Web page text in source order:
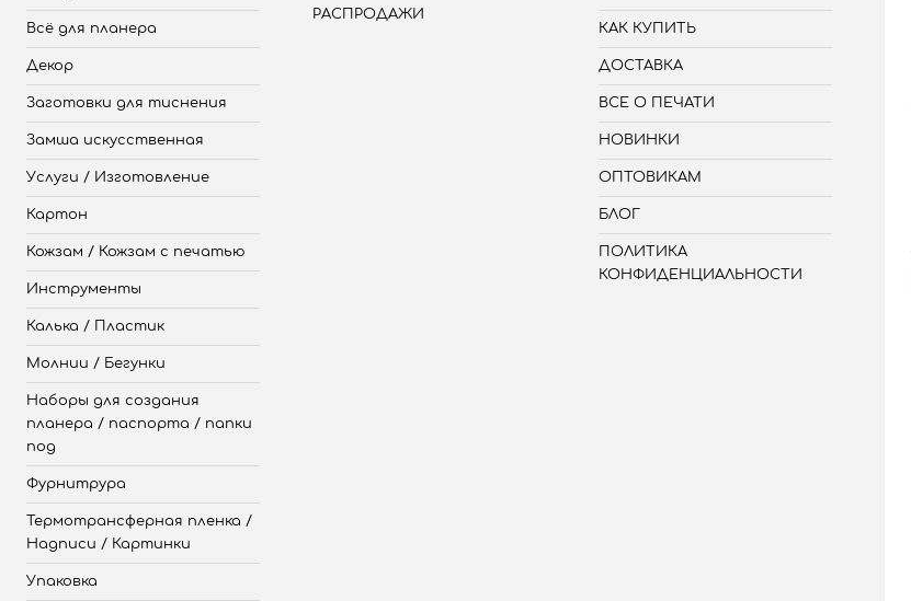
Всё для планера
Декор
Заготовки для тиснения
Замша искусственная
Услуги / Изготовление
Картон
Кожзам / Кожзам с печатью
Инструменты
Калька / Пластик
Молнии / Бегунки
Наборы для создания
планера / паспорта / папки
под
Фурнитрура
Термотрансферная пленка /
Надписи / Картинки
Упаковка
РАСПРОДАЖИ
КАК КУПИТЬ
ДОСТАВКА
ВСЕ О ПЕЧАТИ
НОВИНКИ
ОПТОВИКАМ
БЛОГ
ПОЛИТИКА
КОНФИДЕНЦИАЛЬНОСТИ